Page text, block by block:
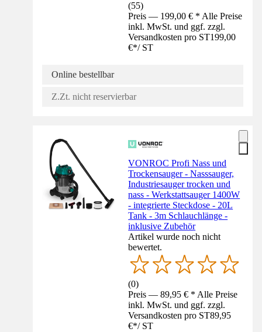
(55)
Preis — 199,00 € * Alle Preise
inkl. MwSt. und ggf. zzgl.
Versandkosten pro ST199,00
€*/ ST
Online bestellbar
Z.Zt. nicht reservierbar
VONROC Profi Nass und
Trockensauger - Nasssauger,
Industriesauger trocken und
nass - Werkstattsauger 1400W
- integrierte Steckdose - 20L
Tank - 3m Schlauchlänge -
inklusive Zubehör
Artikel wurde noch nicht
bewertet.
(0)
Preis — 89,95 € * Alle Preise
inkl. MwSt. und ggf. zzgl.
Versandkosten pro ST89,95
€*/ ST